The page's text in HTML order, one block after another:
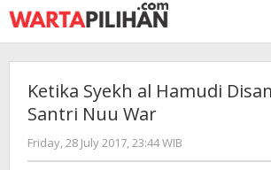
Skip
to
content
Ketika Syekh al Hamudi
Santri Nuu War
Friday, 28 July 2017, 23:44 WIB
redaksi